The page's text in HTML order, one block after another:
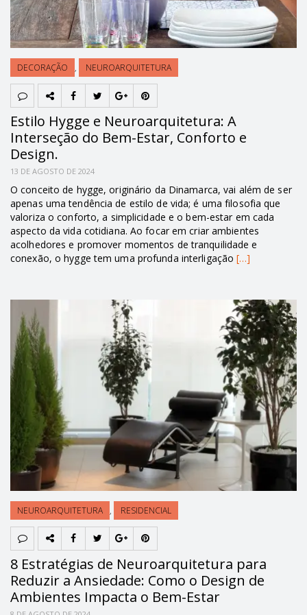
DECORAÇÃO , NEUROARQUITETURA
Estilo Hygge e Neuroarquitetura: A
Interseção do Bem-Estar, Conforto e
Design.
13 DE AGOSTO DE 2024
O conceito de hygge, originário da Dinamarca, vai além de ser
apenas uma tendência de estilo de vida; é uma filosofia que
valoriza o conforto, a simplicidade e o bem-estar em cada
aspecto da vida cotidiana. Ao focar em criar ambientes
acolhedores e promover momentos de tranquilidade e
conexão, o hygge tem uma profunda interligação[…]
NEUROARQUITETURA , RESIDENCIAL
8 Estratégias de Neuroarquitetura para
Reduzir a Ansiedade: Como o Design de
Ambientes Impacta o Bem-Estar